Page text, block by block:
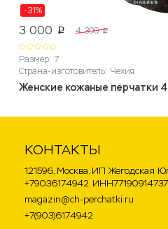
-31%
3 000 p 4 300 p
Размер: 7
Страна-изготовитель: Чехия
Женские кожаные перчатки
КОНТАКТЫ
121596, Москва, ИП Жегодская
+79036174942,
magazin@ch-perchatki.ru
+7(903)6174942